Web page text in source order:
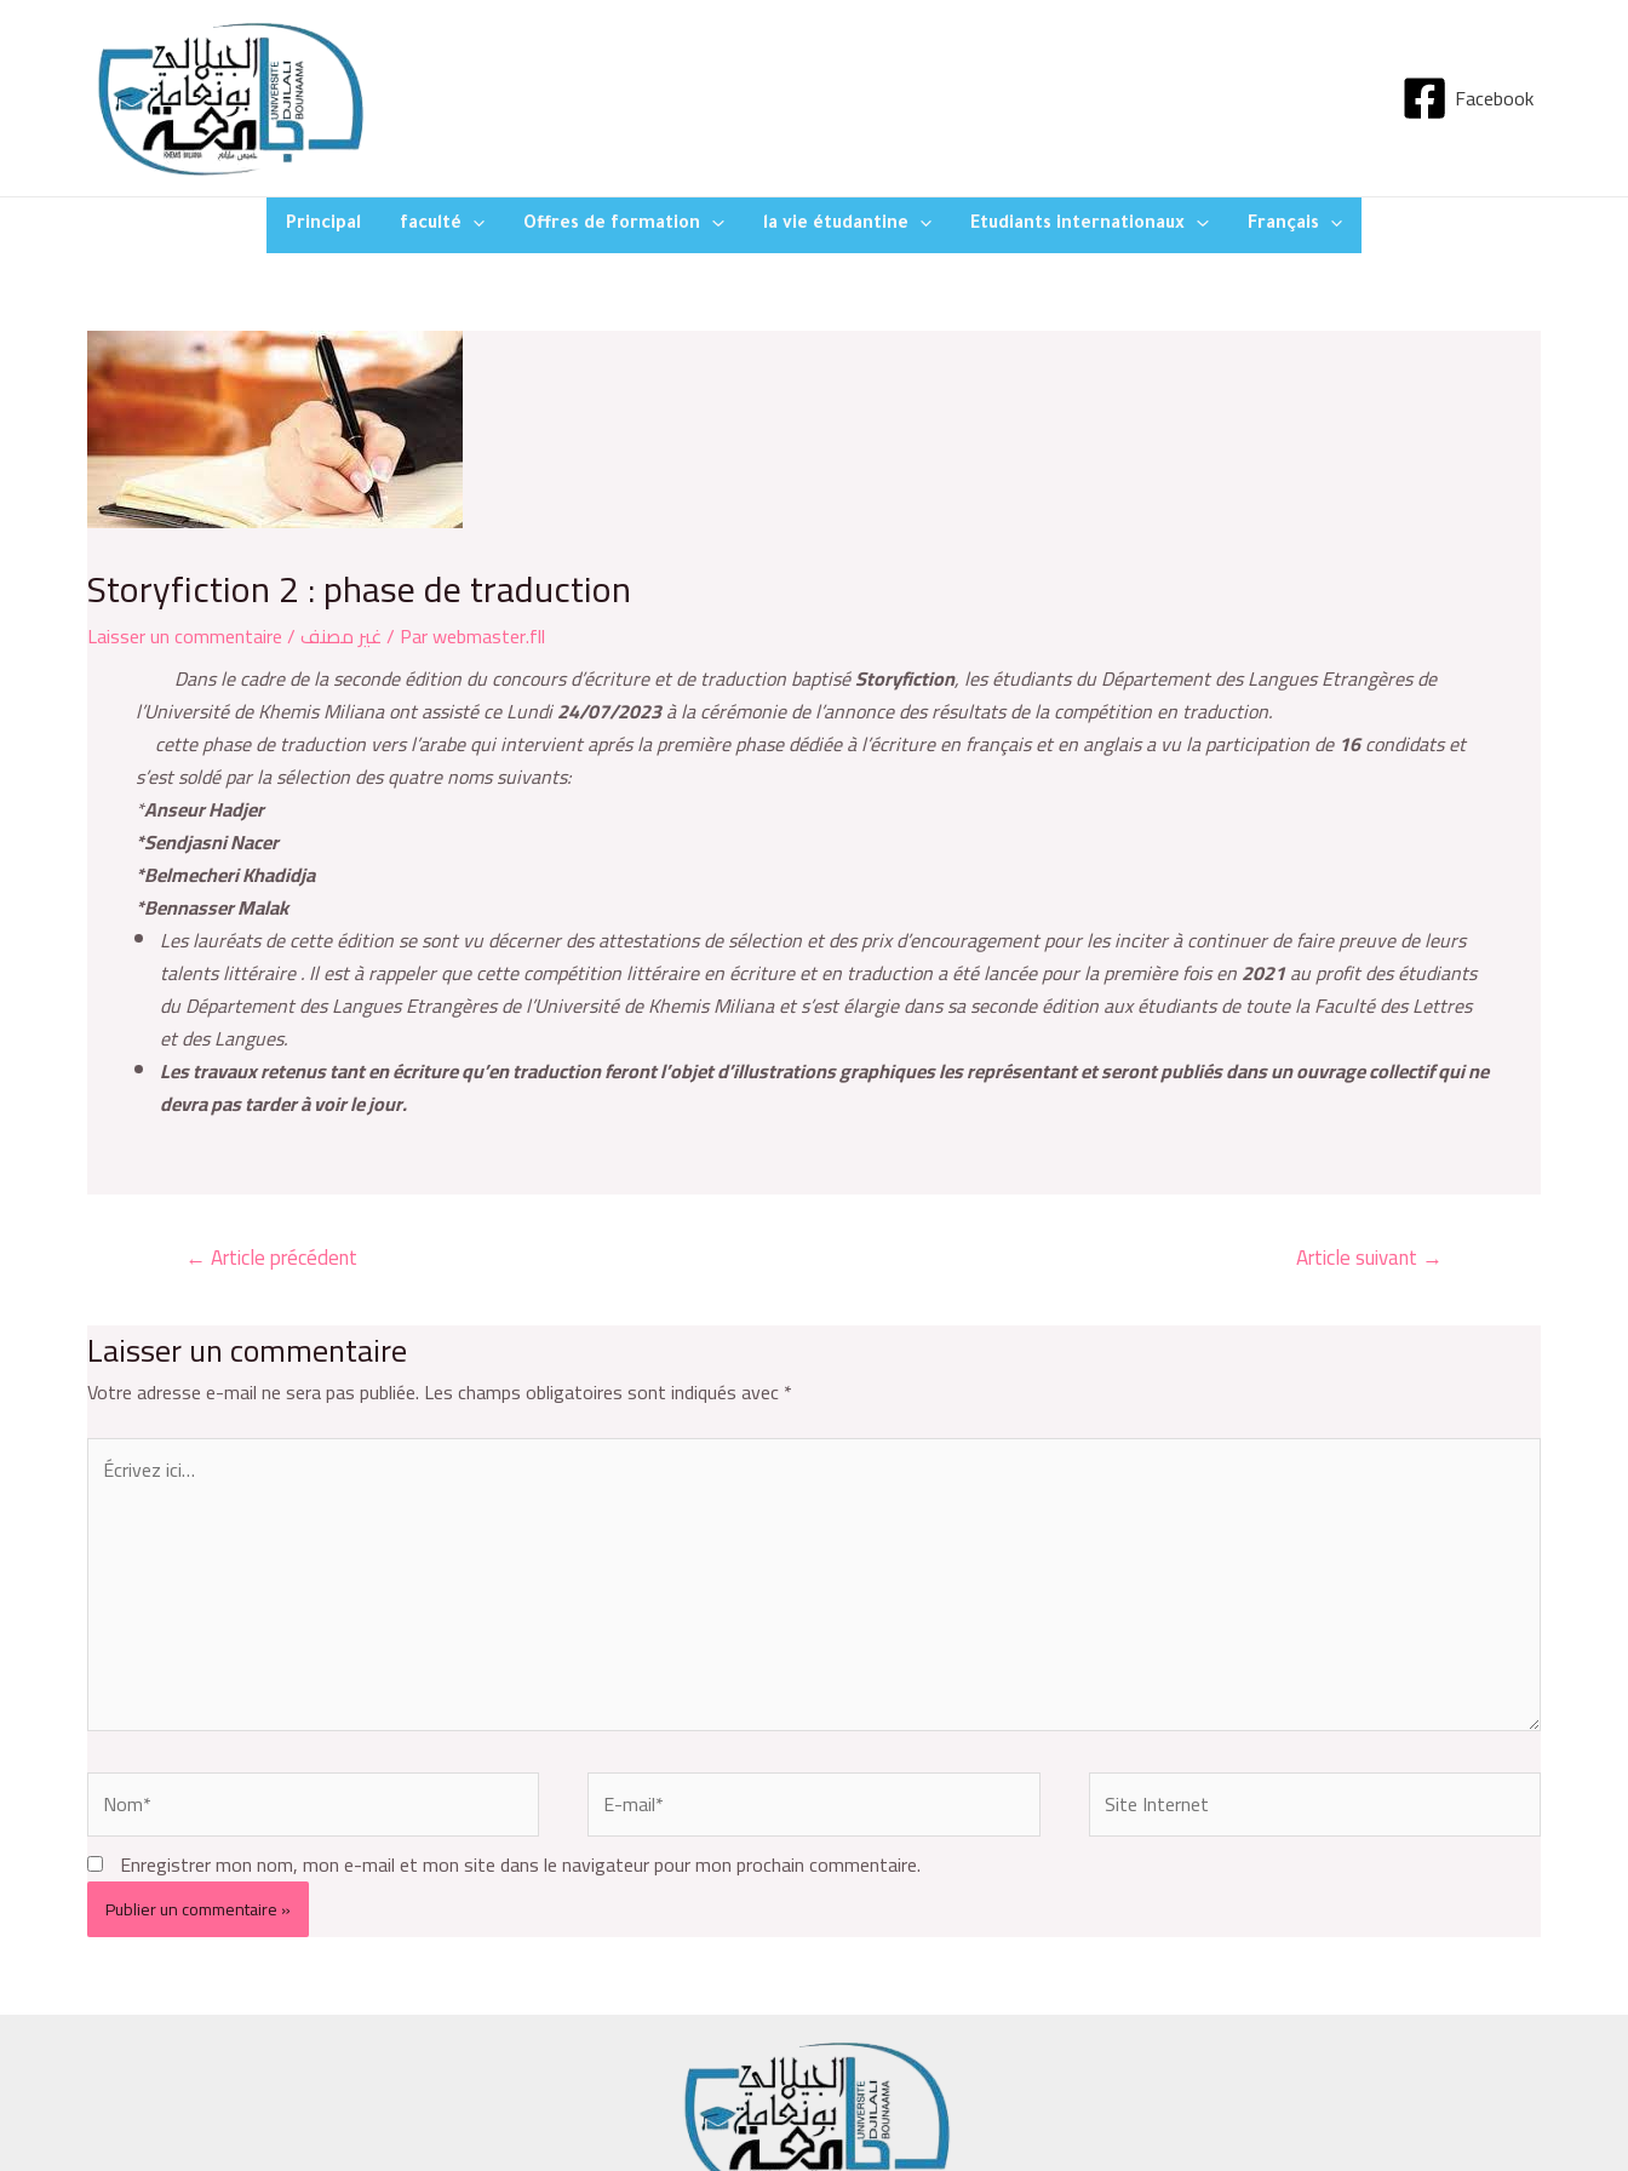
Facebook
Principal faculté Offres de formation la vie étudantine Etudiants internationaux Français
Storyfiction 2 : phase de traduction
Laisser un commentaire/غير مصنف/ Parwebmaster.fll
Dans le cadre de la seconde édition du concours d’écriture et de traduction baptiséStoryfiction, les étudiants du Département des Langues Etrangères de
l’Université de Khemis Miliana ont assisté ce Lundi24/07/2023à la cérémonie de l’annonce des résultats de la compétition en traduction.
cette phase de traduction vers l’arabe qui intervient aprés la première phase dédiée à l’écriture en français et en anglais a vu la participation de 16condidats et
s’est soldé par la sélection des quatre noms suivants:
*Anseur Hadjer
*Sendjasni Nacer
*Belmecheri Khadidja
*Bennasser Malak
Les lauréats de cette édition se sont vu décerner des attestations de sélection et des prix d’encouragement pour les inciter à continuer de faire preuve de leurs
talents littéraire . Il est à rappeler que cette compétition littéraire en écriture et en traduction a été lancée pour la première fois en2021au profit des étudiants
du Département des Langues Etrangères de l’Université de Khemis Miliana et s’est élargie dans sa seconde édition aux étudiants de toute la Faculté des Lettres
et des Langues.
Les travaux retenus tant en écriture qu’en traduction feront l’objet d’illustrations graphiques les représentant et seront publiés dans un ouvrage collectif qui ne
devra pas tarder à voir le jour.
← Article précédent Article suivant →
Laisser un commentaire
Votre adresse e-mail ne sera pas publiée. Les champs obligatoires sont indiqués avec*
Enregistrer mon nom, mon e-mail et mon site dans le navigateur pour mon prochain commentaire.